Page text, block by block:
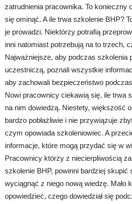
zatrudnienia pracownika. To konieczny
się ominąć. A ile trwa szkolenie BHP?
je prowadzi. Niektórzy potrafią
inni natomiast potrzebują na to trzech,
Najważniejsze, aby podczas szkolenia
uczestniczą, poznali wszystkie
aby zachowali bezpieczeństwo
Nowi pracownicy ciekawią się, ile trwa
na nim dowiedzą. Niestety, większość
bardzo pobłażliwie i nie przywiązuje
czym opowiada szkoleniowiec. A
informacje, które mogą przydać się w
Pracownicy którzy z niecierpliwością
szkolenie BHP, powinni bardziej skupić
wyciągnąć z niego nową wiedzę. Mało
opowiedzieć, czego dowiedział się